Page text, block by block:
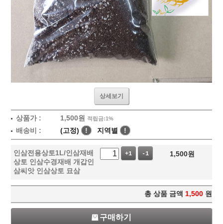
상세보기
상품가 : 1,500원 적립금:1%
배송비 : (고정) ! 지역별 !
인삼전용상토1L/인삼재배
상토 인삼수경재배 개갑인
삼씨앗 인삼상토 묘삼
+1 -1 1,500원
총 상품 금액 1,500 원
구매하기